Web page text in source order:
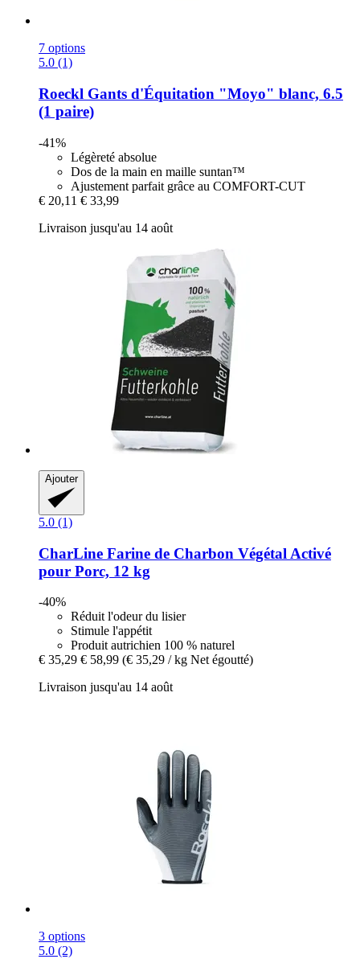
7 options
5.0 (1)
Roeckl Gants d'Équitation "Moyo" blanc, 6.5
(1 paire)
-41%
Légèreté absolue
Dos de la main en maille suntan™
Ajustement parfait grâce au COMFORT-CUT
€ 20,11 € 33,99
Livraison jusqu'au 14 août
Ajouter
5.0 (1)
CharLine Farine de Charbon Végétal Activé
pour Porc, 12 kg
-40%
Réduit l'odeur du lisier
Stimule l'appétit
Produit autrichien 100 % naturel
€ 35,29 € 58,99 (€ 35,29 / kg Net égoutté)
Livraison jusqu'au 14 août
3 options
5.0 (2)